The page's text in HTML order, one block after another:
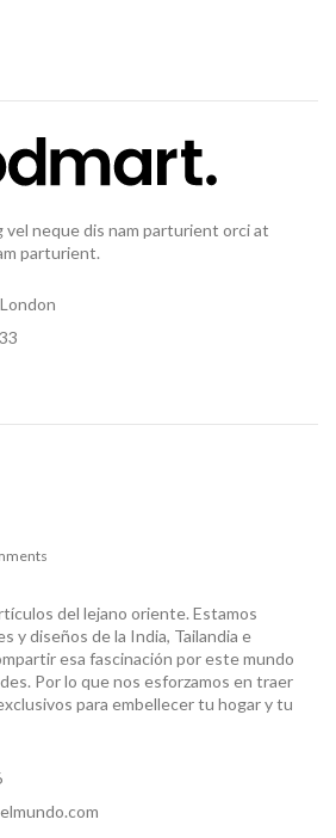
neque dis nam parturient orci at
parturient.
del lejano oriente. Estamos
y diseños de la India, Tailandia e
esa fascinación por este mundo
Por lo que nos esforzamos en traer
para embellecer tu hogar y tu